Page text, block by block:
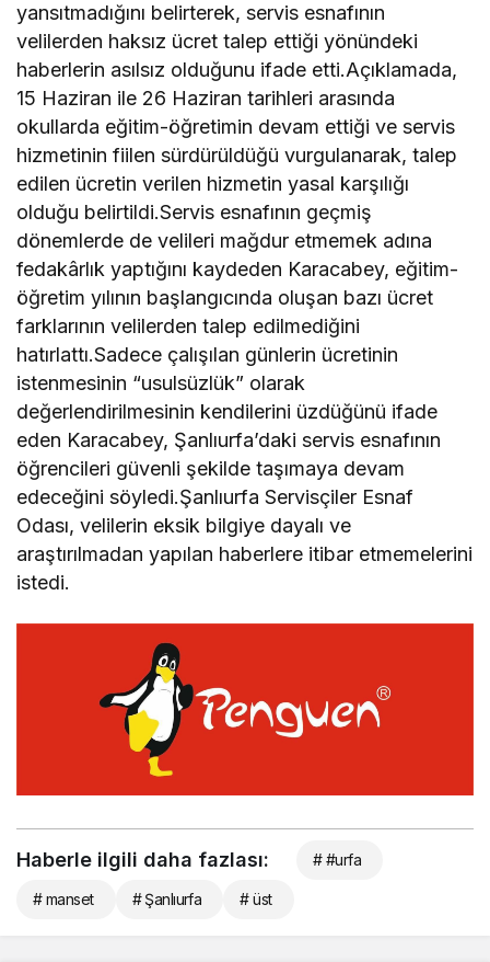
yansıtmadığını belirterek, servis esnafının
velilerden haksız ücret talep ettiği yönündeki
haberlerin asılsız olduğunu ifade etti.Açıklamada,
15 Haziran ile 26 Haziran tarihleri arasında
okullarda eğitim-öğretimin devam ettiği ve servis
hizmetinin fiilen sürdürüldüğü vurgulanarak, talep
edilen ücretin verilen hizmetin yasal karşılığı
olduğu belirtildi.Servis esnafının geçmiş
dönemlerde de velileri mağdur etmemek adına
fedakârlık yaptığını kaydeden Karacabey, eğitim-
öğretim yılının başlangıcında oluşan bazı ücret
farklarının velilerden talep edilmediğini
hatırlattı.Sadece çalışılan günlerin ücretinin
istenmesinin “usulsüzlük” olarak
değerlendirilmesinin kendilerini üzdüğünü ifade
eden Karacabey, Şanlıurfa’daki servis esnafının
öğrencileri güvenli şekilde taşımaya devam
edeceğini söyledi.Şanlıurfa Servisçiler Esnaf
Odası, velilerin eksik bilgiye dayalı ve
araştırılmadan yapılan haberlere itibar etmemelerini
istedi.
Haberle ilgili daha fazlası: # #urfa
# manset # Şanlıurfa # üst